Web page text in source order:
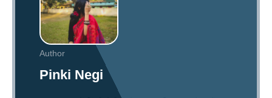
Author
Pinki Negi